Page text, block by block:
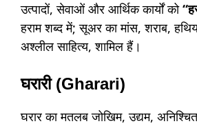
उत्पादों, सेवाओं और आर्थिक कार्यों को
हराम शब्द में; सूअर का मांस, शराब,
अश्लील साहित्य, शामिल हैं।
घरारी (Gharari)
घरार का मतलब जोखिम, उद्यम,